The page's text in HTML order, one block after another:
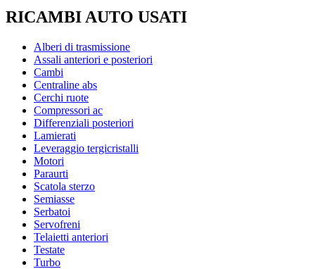
RICAMBI AUTO USATI
Alberi di trasmissione
Assali anteriori e posteriori
Cambi
Centraline abs
Cerchi ruote
Compressori ac
Differenziali posteriori
Lamierati
Leveraggio tergicristalli
Motori
Paraurti
Scatola sterzo
Semiasse
Serbatoi
Servofreni
Telaietti anteriori
Testate
Turbo